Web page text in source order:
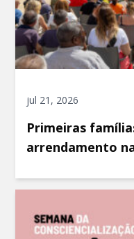
jul 21, 2026
Primeiras
arrendamento